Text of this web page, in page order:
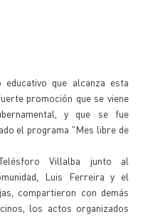
que alcanza esta
promoción que se viene
y que se fue
el programa "Mes libre de
Villalba junto al
Luis Ferreira y el
compartieron con demás
los actos organizados